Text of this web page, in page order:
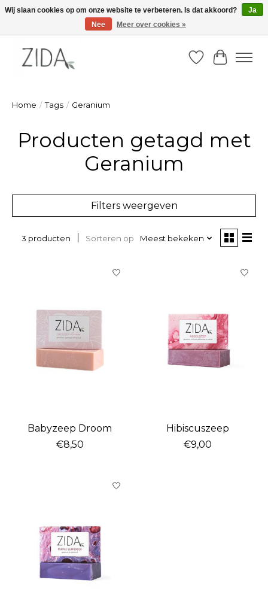
Zondag 22 maart 2026, OPEN ATELIER van 14u -16u
Verlanglijst
Home / Tags / Geranium
Producten getagd met
Geranium
Filters weergeven
3 producten Sorteren op Meest bekeken
Babyzeep Droom
€8,50
Hibiscuszeep
€9,00
Wij slaan cookies op om onze website te verbeteren. Is dat akkoord?
Ja
Nee
Meer over cookies »